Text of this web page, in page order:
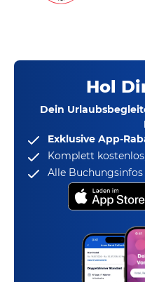
Hol
Dein
Exklusive App-
Komplett
Alle